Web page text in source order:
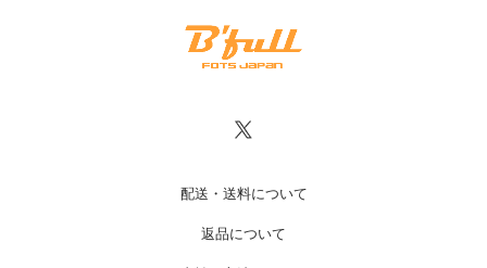
配送・送料について
返品について